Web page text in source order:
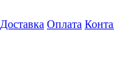
Доставка Оплата